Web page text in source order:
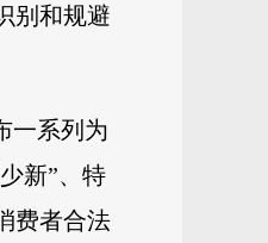
别和规避
一系列为
新”、特
费者合法